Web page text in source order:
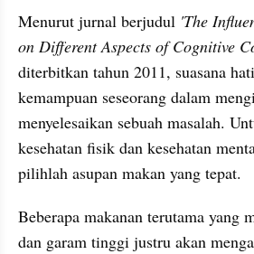
Menurut jurnal berjudul 'The
on Different Aspects of Cognitive
diterbitkan tahun 2011, suasana
kemampuan seseorang dalam
menyelesaikan sebuah masalah.
kesehatan fisik dan kesehatan
pilihlah asupan makan yang tepat.
Beberapa makanan terutama yang